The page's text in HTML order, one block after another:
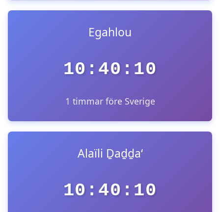
Egahlou
10:40:10
1 timmar före Sverige
Alaïli Ḏaḏḏa‘
10:40:10